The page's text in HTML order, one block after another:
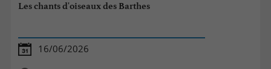
Les chants d'oiseaux des Barthes
16/06/2026